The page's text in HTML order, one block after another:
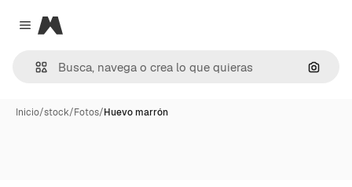
Close menu
Magnific
Inicio/stock/Fotos/Huevo marrón